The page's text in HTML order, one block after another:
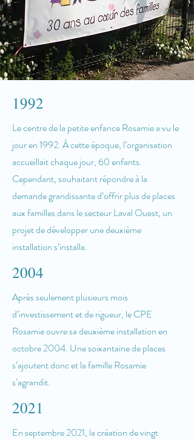
1992
Le centre de la petite enfance Rosamie a vu le
jour en 1992. À cette époque, l’organisation
accueillait chaque jour, 60 enfants.
Cependant, souhaitant répondre à la
demande grandissante d’offrir plus de places
aux familles dans le secteur Laval Ouest, un
projet de développer une deuxième
installation s’installa.
2004
Après seulement plusieurs mois
d’investissement et de rigueur, le CPE
Rosamie ouvre sa deuxième installation en
octobre 2004. Une soixantaine de places
s’ajoutent donc et la famille Rosamie
s’agrandit.
2021
En septembre 2021, la création de vingt